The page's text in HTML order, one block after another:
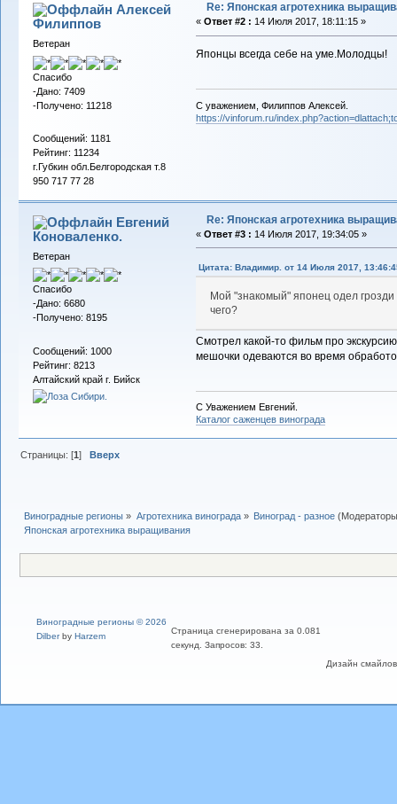
Алексей
Филиппов
Ветеран
Спасибо
-Дано: 7409
-Получено: 11218
Сообщений: 1181
Рейтинг: 11234
г.Губкин обл.Белгородская т.8
950 717 77 28
Re: Японская агротехника
« Ответ #2 : 14 Июля 2017, 18:11:15 »
Японцы всегда себе на уме.Молодцы!
С уважением, Филиппов Алексей.
https://vinforum.ru/
Евгений
Коноваленко.
Ветеран
Спасибо
-Дано: 6680
-Получено: 8195
Сообщений: 1000
Рейтинг: 8213
Алтайский край г. Бийск
Re: Японская агротехника
« Ответ #3 : 14 Июля 2017, 19:34:05 »
Цитата: Владимир. от 14 Июля 2017,
Мой "знакомый" японец одел
чего?
Смотрел какой-то фильм про
мешочки одеваются во время
С Уважением Евгений.
Каталог саженцев винограда
Страницы: [1] Вверх
Виноградные регионы » Агротехника винограда» Виноград - разное
Японская агротехника выращивания
Дизайн
Виноградные регионы © 2026
Dilberby Harzem
Страница сгенерирована за 0.081
секунд. Запросов: 33.